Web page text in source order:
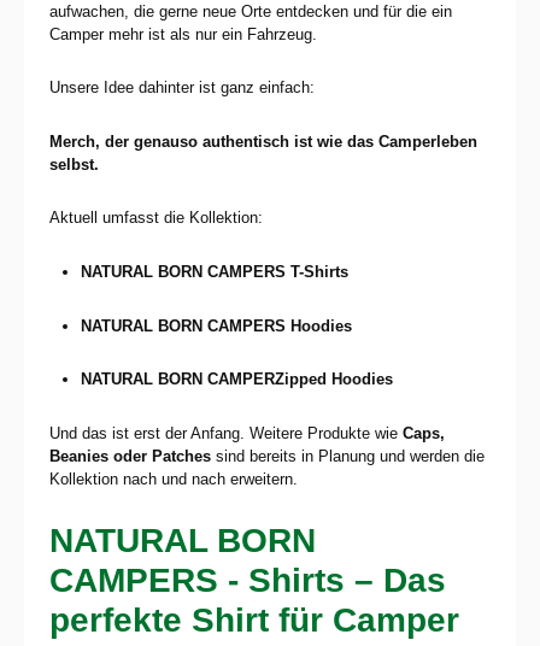
aufwachen, die gerne neue Orte entdecken und für die ein
Camper mehr ist als nur ein Fahrzeug.
Unsere Idee dahinter ist ganz einfach:
Merch, der genauso authentisch ist wie das Camperleben
selbst.
Aktuell umfasst die Kollektion:
NATURAL BORN CAMPERS T-Shirts
NATURAL BORN CAMPERS Hoodies
NATURAL BORN CAMPERZipped Hoodies
Und das ist erst der Anfang. Weitere Produkte wie Caps,
Beanies oder Patches sind bereits in Planung und werden die
Kollektion nach und nach erweitern.
NATURAL BORN
CAMPERS - Shirts – Das
perfekte Shirt für Camper